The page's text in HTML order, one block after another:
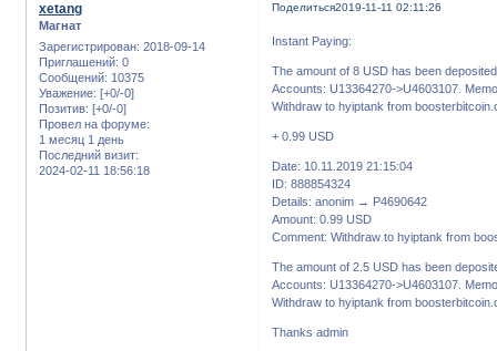
Поделиться2019-11-11 02:11:26
xetang
Магнат
Зарегистрирован: 2018-09-14
Приглашений: 0
Сообщений: 10375
Уважение: [+0/-0]
Позитив: [+0/-0]
Провел на форуме:
1 месяц 1 день
Последний визит:
2024-02-11 18:56:18
Instant Paying:
The amount of 8 USD has been
Accounts: U13364270->U4603107.
Withdraw to hyiptank from
+ 0.99 USD
Date: 10.11.2019 21:15:04
ID: 888854324
Details: anonim → P4690642
Amount: 0.99 USD
Comment: Withdraw to hyiptank from
The amount of 2.5 USD has been
Accounts: U13364270->U4603107.
Withdraw to hyiptank from
Thanks admin